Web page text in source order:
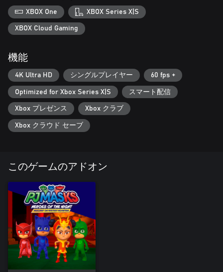
XBOX One XBOX Series X|S
XBOX Cloud Gaming
機能
4K Ultra HD シングルプレイヤー 60 fps +
Optimized for Xbox Series X|S スマート配信
Xbox プレゼンス Xbox クラブ
Xbox クラウド セーブ
このゲームのアドオン